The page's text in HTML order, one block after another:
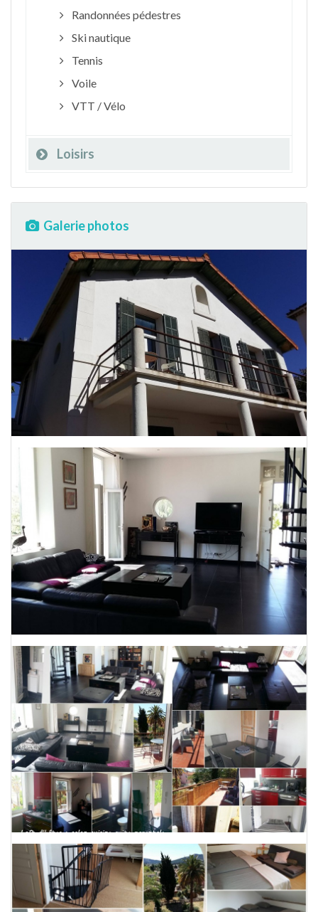
Randonnées pédestres
Ski nautique
Tennis
Voile
VTT / Vélo
Loisirs
Galerie photos